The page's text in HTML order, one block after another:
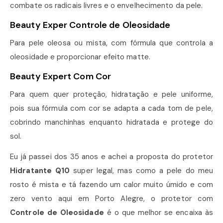
combate os radicais livres e o envelhecimento da pele.
Beauty Exper Controle de Oleosidade
Para pele oleosa ou mista, com fórmula que controla a
oleosidade e proporcionar efeito matte.
Beauty Expert Com Cor
Para quem quer proteção, hidratação e pele uniforme,
pois sua fórmula com cor se adapta a cada tom de pele,
cobrindo manchinhas enquanto hidratada e protege do
sol.
Eu já passei dos 35 anos e achei a proposta do protetor
Hidratante Q10 super legal, mas como a pele do meu
rosto é mista e tá fazendo um calor muito úmido e com
zero vento aqui em Porto Alegre, o protetor com
Controle de Oleosidade é o que melhor se encaixa às